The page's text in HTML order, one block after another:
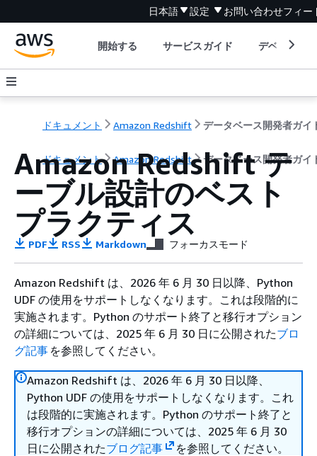
日本語 設定 お問い合わせフィー
開始する サービスガイド デベロッパ
ドキュメント Amazon Redshift データベース開発者ガイ
ドキュメント Amazon Redshift データベース開発者ガイ
Amazon Redshift テ
ーブル設計のベスト
プラクティス
PDF RSS Markdown フォーカスモード
Amazon Redshift は、2026 年 6 月 30 日以降、Python
UDF の使用をサポートしなくなります。これは段階的に
実施されます。Python のサポート終了と移行オプション
の詳細については、2025 年 6 月 30 日に公開されたブロ
グ記事 を参照してください。
Amazon Redshift は、2026 年 6 月 30 日以降、
Python UDF の使用をサポートしなくなります。これ
は段階的に実施されます。Python のサポート終了と
移行オプションの詳細については、2025 年 6 月 30
日に公開されたブログ記事 を参照してください。